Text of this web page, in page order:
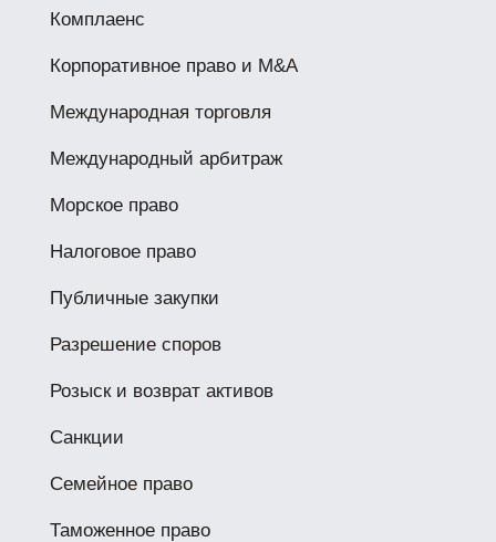
Комплаенс
Корпоративное право и M&A
Международная торговля
Международный арбитраж
Морское право
Налоговое право
Публичные закупки
Разрешение споров
Розыск и возврат активов
Санкции
Семейное право
Таможенное право